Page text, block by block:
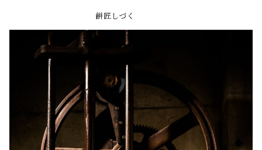
餅匠しづく